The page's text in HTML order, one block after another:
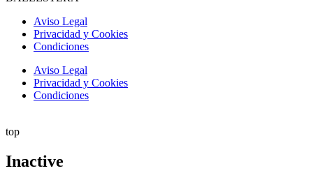
Aviso Legal
Privacidad y Cookies
Condiciones
Aviso Legal
Privacidad y Cookies
Condiciones
top
Inactive